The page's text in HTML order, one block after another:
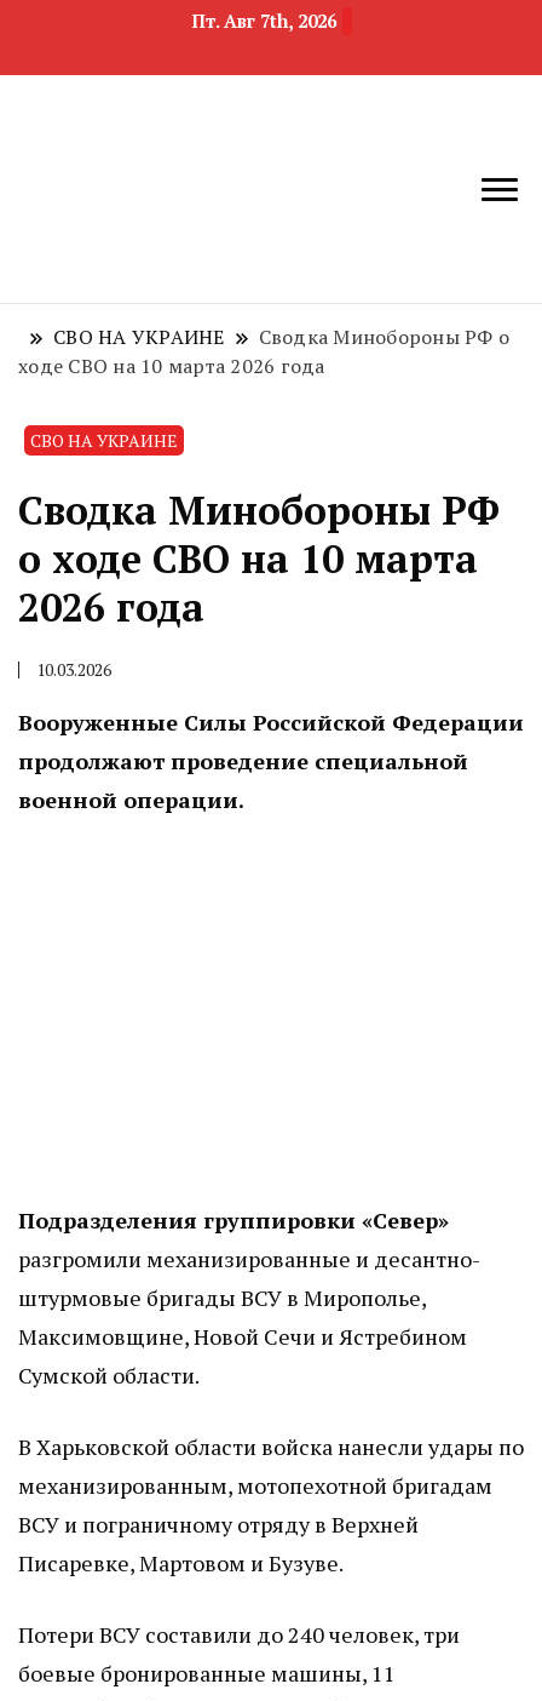
Пт. Авг 7th, 2026
область
недвижимости
СВО НА УКРАИНЕ
Сводка Минобороны РФ о
ходе СВО на 10 марта 2026 года
СВО НА УКРАИНЕ
Сводка Минобороны РФ
о ходе СВО на 10 марта
2026 года
10.03.2026
Вооруженные Силы Российской Федерации
продолжают проведение специальной
военной операции.
Подразделения группировки «Север»
разгромили механизированные и десантно-
штурмовые бригады ВСУ в Мирополье,
Максимовщине, Новой Сечи и Ястребином
Сумской области.
В Харьковской области войска нанесли удары по
механизированным, мотопехотной бригадам
ВСУ и пограничному отряду в Верхней
Писаревке, Мартовом и Бузуве.
Потери ВСУ составили до 240 человек, три
боевые бронированные машины, 11